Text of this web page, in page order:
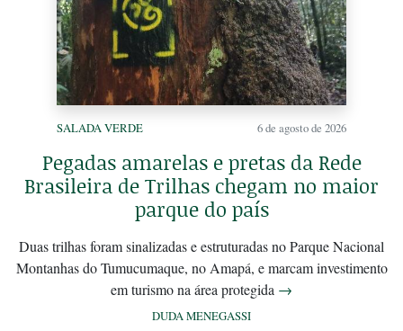
SALADA VERDE 6 de agosto de 2026
Pegadas amarelas e pretas da Rede
Brasileira de Trilhas chegam no maior
parque do país
Duas trilhas foram sinalizadas e estruturadas no Parque Nacional
Montanhas do Tumucumaque, no Amapá, e marcam investimento
em turismo na área protegida →
DUDA MENEGASSI